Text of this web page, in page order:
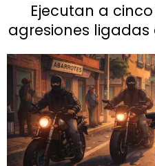
Ejecutan a
agresiones